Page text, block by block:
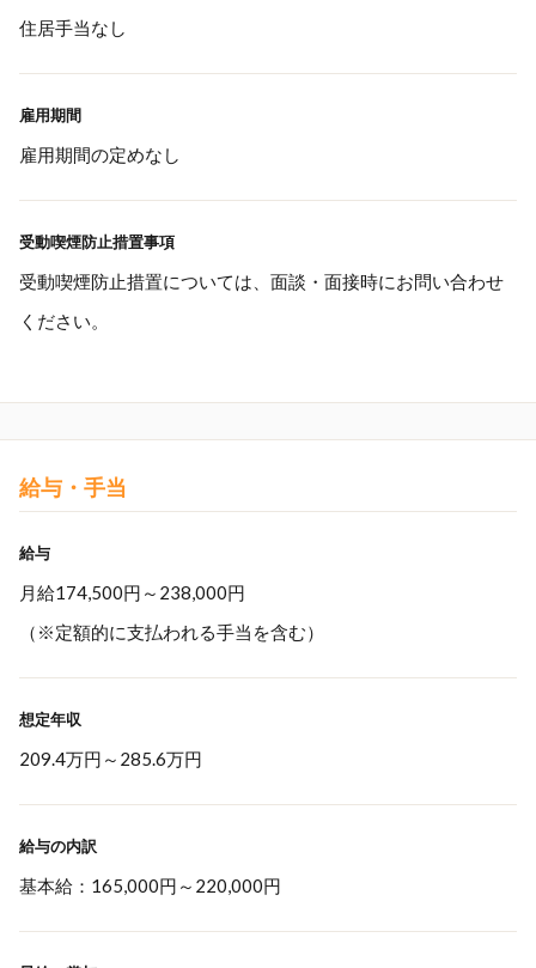
住居手当なし
雇用期間
雇用期間の定めなし
受動喫煙防止措置事項
受動喫煙防止措置については、面談・面接時にお問い合わせ
ください。
給与・手当
給与
月給174,500円～238,000円
（※定額的に支払われる手当を含む）
想定年収
209.4万円 ～ 285.6万円
給与の内訳
基本給：165,000円～220,000円